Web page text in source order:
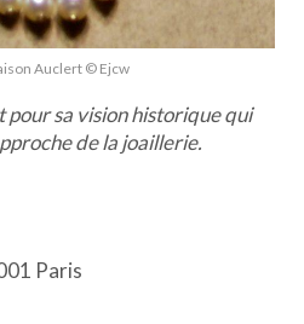
Auclert © Ejcw
sa vision historique qui
de la joaillerie.
Paris